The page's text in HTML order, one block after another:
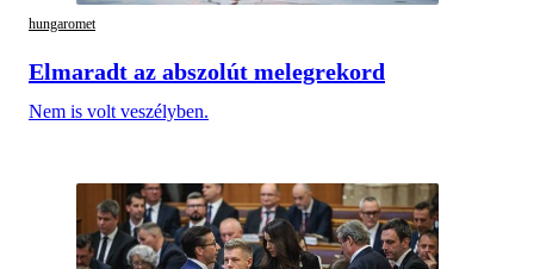
hungaromet
Elmaradt az abszolút melegrekord
Nem is volt veszélyben.